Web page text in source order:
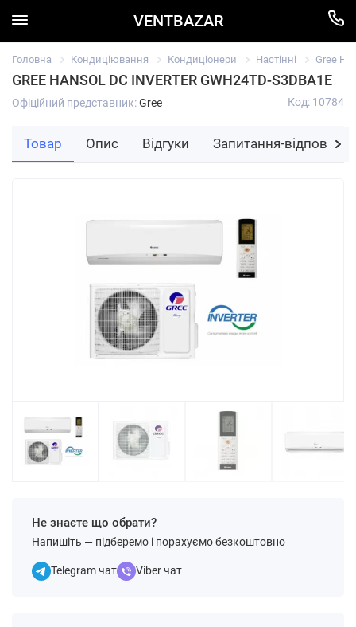
VENTBAZAR
Головна Кондиціювання Кондиціонери Настінні Gree
GREE HANSOL DC INVERTER GWH24TD-S3DBA1E
Офіційний представник:Gree Код: 10784
Не знаєте що обрати?
Напишіть — підберемо і порахуємо безкоштовно
Telegram чат Viber чат
Товар Опис Відгуки Запитання-відповідь